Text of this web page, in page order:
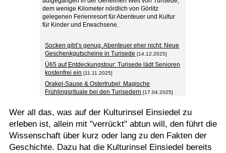
dem wenige Kilometer nördlich von Görlitz
gelegenen Ferienresort für Abenteuer und Kultur
für Kinder und Erwachsene.
Socken gibt’s genug. Abenteuer eher nicht: Neue
Geschenkgutscheine in Turisede [14.12.2025]
Ü65 auf Entdeckungstour: Turisede lädt Senioren
kostenfrei ein [11.11.2025]
Orakel-Sause & Ostertrubel: Magische
Frühlingsrituale bei den Turisedern [17.04.2025]
Wer all das, was auf der Kulturinsel Einsiedel zu
erleben ist, allein mit "verrückt" abtun will, den führt die
Wissenschaft über kurz oder lang zu den Fakten der
Geschichte. Dazu hat die Kulturinsel Einsiedel bereits